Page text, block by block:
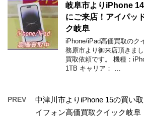
岐阜市よりiPhone
にご来店！アイパッ
ク岐阜
iPhone/iPad高価買取のク
務原市より御来店頂きま
買取依頼です。 機種：
1TB キャリア： …
PREV
中津川市よりiPhone 15の買い
イフォン高価買取クイック岐阜